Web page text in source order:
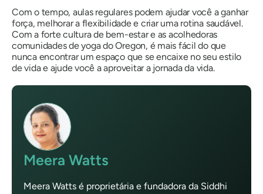
Com o tempo, aulas regulares podem ajudar você a ganhar
força, melhorar a flexibilidade e criar uma rotina saudável.
Com a forte cultura de bem-estar e as acolhedoras
comunidades de yoga do Oregon, é mais fácil do que
nunca encontrar um espaço que se encaixe no seu estilo
de vida e ajude você a aproveitar a jornada da vida.
Meera Watts
Meera Watts é proprietária e fundadora da Siddhi